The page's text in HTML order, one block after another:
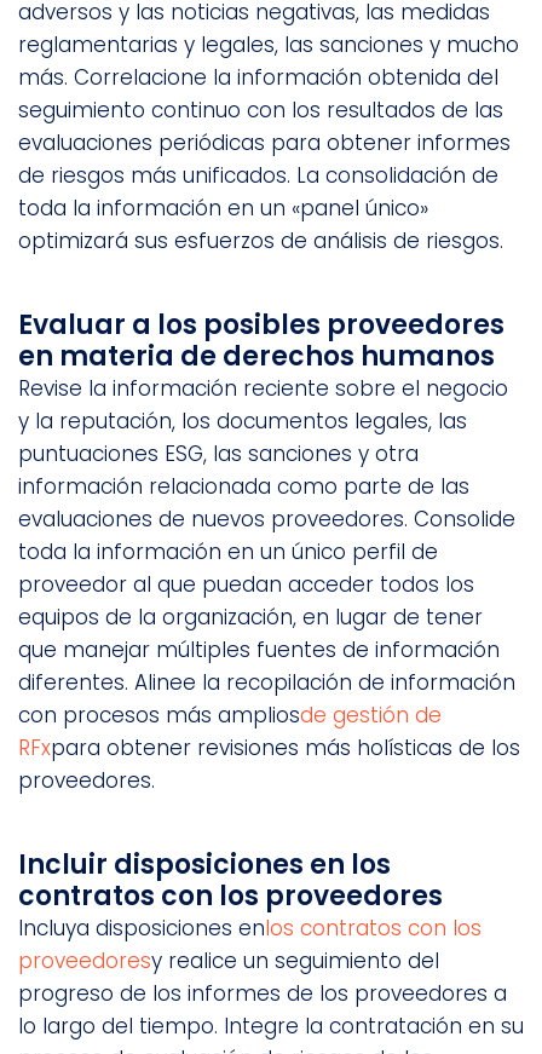
adversos y las noticias negativas, las medidas
reglamentarias y legales, las sanciones y mucho
más. Correlacione la información obtenida del
seguimiento continuo con los resultados de las
evaluaciones periódicas para obtener informes
de riesgos más unificados. La consolidación de
toda la información en un «panel único»
optimizará sus esfuerzos de análisis de riesgos.
Evaluar a los posibles proveedores
en materia de derechos humanos
Revise la información reciente sobre el negocio
y la reputación, los documentos legales, las
puntuaciones ESG, las sanciones y otra
información relacionada como parte de las
evaluaciones de nuevos proveedores. Consolide
toda la información en un único perfil de
proveedor al que puedan acceder todos los
equipos de la organización, en lugar de tener
que manejar múltiples fuentes de información
diferentes. Alinee la recopilación de información
con procesos más ampliosde gestión de
RFxpara obtener revisiones más holísticas de los
proveedores.
Incluir disposiciones en los
contratos con los proveedores
Incluya disposiciones enlos contratos con los
proveedoresy realice un seguimiento del
progreso de los informes de los proveedores a
lo largo del tiempo. Integre la contratación en su